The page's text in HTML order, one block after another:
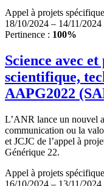
Appel à projets spécifique
18/10/2024 – 14/11/2024
Pertinence : 100%
Science avec
scientifique,
AAPG2022
L’ANR lance un nouvel
communication ou la
et JCJC de l’appel à
Générique 22.
Appel à projets spécifique
16/10/2024 – 13/11/2024